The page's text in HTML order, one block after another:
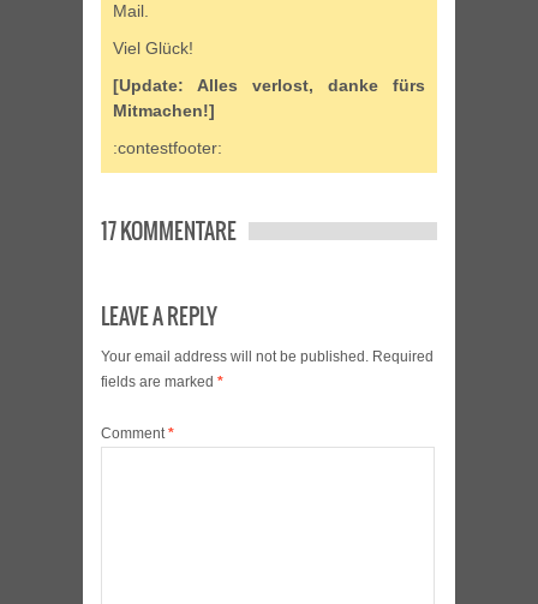
Mail.
Viel Glück!
[Update: Alles verlost, danke fürs
Mitmachen!]
:contestfooter:
17 KOMMENTARE
LEAVE A REPLY
Your email address will not be published. Required
fields are marked *
Comment*